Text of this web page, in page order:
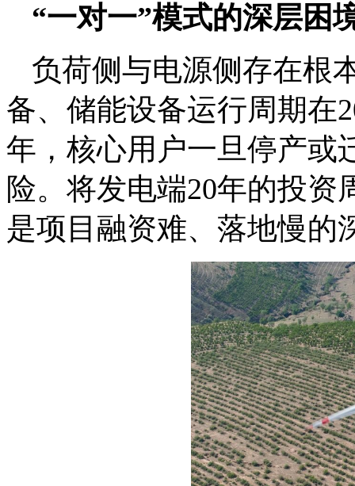
“一对一”模式的深层困
负荷侧与电源侧存在根
备、储能设备运行周期在
年，核心用户一旦停产或
险。将发电端20年的投
是项目融资难、落地慢的